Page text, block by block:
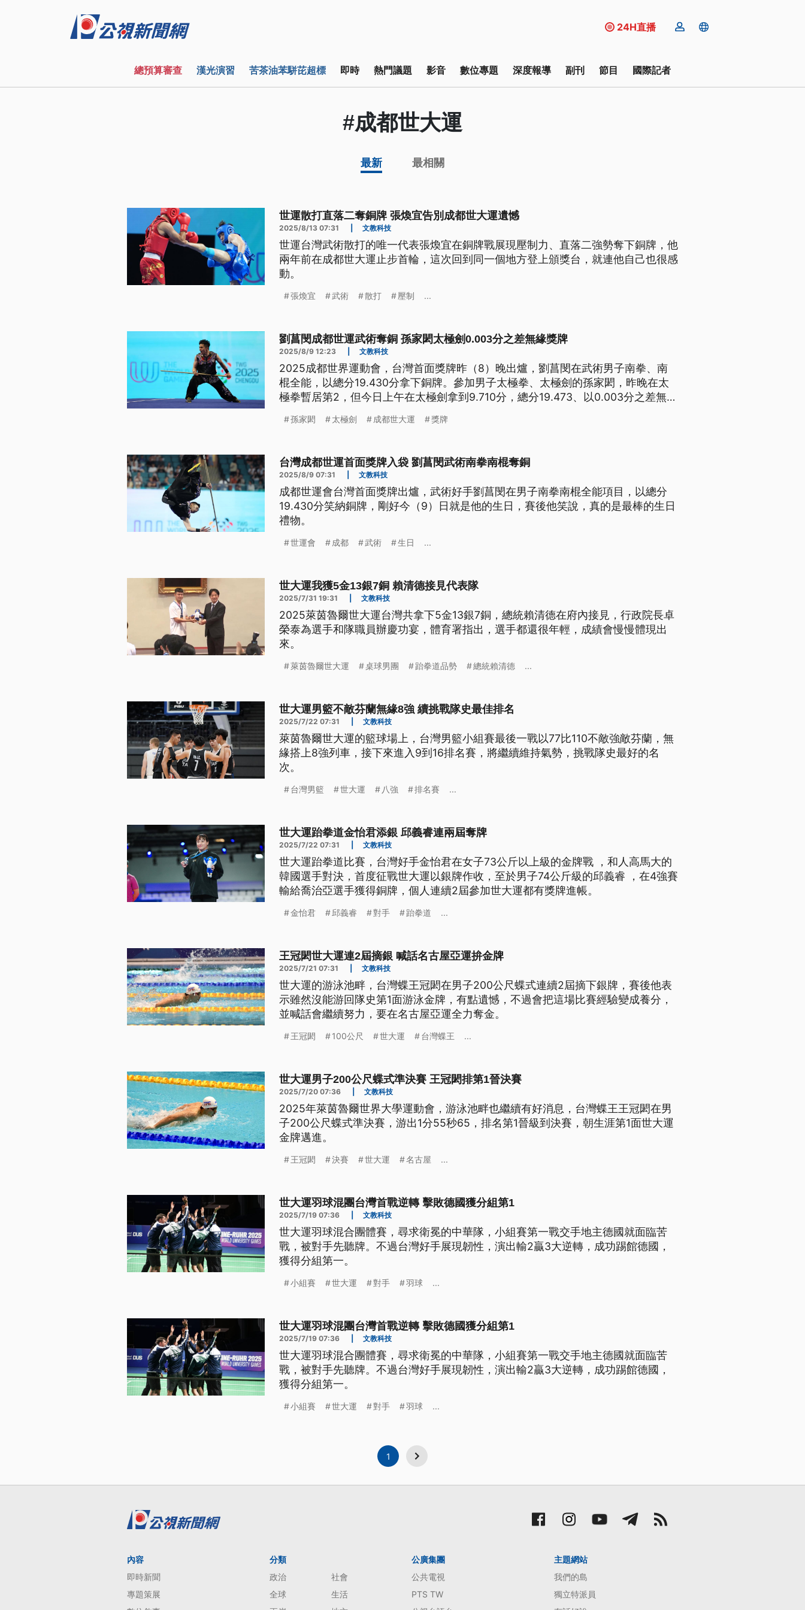
24H直播
總預算審查 漢光演習 苦茶油苯駢芘超標 即時 熱門議題 影音 數位專題 深度報導 副刊 節目 國際記者
#成都世大運
最新 最相關
世運散打直落二奪銅牌 張煥宜告別成都世大運遺憾
2025/8/13 07:31 文教科技
世運台灣武術散打的唯一代表張煥宜在銅牌戰展現壓制力、直落二強勢奪下銅牌，他
兩年前在成都世大運止步首輪，這次回到同一個地方登上頒獎台，就連他自己也很感
動。
張煥宜 武術 散打 壓制 ...
劉菖閔成都世運武術奪銅 孫家閎太極劍0.003分之差無緣獎牌
2025/8/9 12:23 文教科技
2025成都世界運動會，台灣首面獎牌昨（8）晚出爐，劉菖閔在武術男子南拳、南
棍全能，以總分19.430分拿下銅牌。參加男子太極拳、太極劍的孫家閎，昨晚在太
極拳暫居第2，但今日上午在太極劍拿到9.710分，總分19.473、以0.003分之差無緣
孫家閎 太極劍 成都世大運 獎牌
台灣成都世運首面獎牌入袋 劉菖閔武術南拳南棍奪銅
2025/8/9 07:31 文教科技
成都世運會台灣首面獎牌出爐，武術好手劉菖閔在男子南拳南棍全能項目，以總分
19.430分笑納銅牌，剛好今（9）日就是他的生日，賽後他笑說，真的是最棒的生日
禮物。
世運會 成都 武術 生日 ...
世大運我獲5金13銀7銅 賴清德接見代表隊
2025/7/31 19:31 文教科技
2025萊茵魯爾世大運台灣共拿下5金13銀7銅，總統賴清德在府內接見，行政院長卓
榮泰為選手和隊職員辦慶功宴，體育署指出，選手都還很年輕，成績會慢慢體現出
來。
萊茵魯爾世大運 桌球男團 跆拳道品勢 總統賴清德 ...
世大運男籃不敵芬蘭無緣8強 續挑戰隊史最佳排名
2025/7/22 07:31 文教科技
萊茵魯爾世大運的籃球場上，台灣男籃小組賽最後一戰以77比110不敵強敵芬蘭，無
緣搭上8強列車，接下來進入9到16排名賽，將繼續維持氣勢，挑戰隊史最好的名
次。
台灣男籃 世大運 八強 排名賽 ...
世大運跆拳道金怡君添銀 邱義睿連兩屆奪牌
2025/7/22 07:31 文教科技
世大運跆拳道比賽，台灣好手金怡君在女子73公斤以上級的金牌戰 ，和人高馬大的
韓國選手對決，首度征戰世大運以銀牌作收，至於男子74公斤級的邱義睿 ，在4強賽
輸給喬治亞選手獲得銅牌，個人連續2屆參加世大運都有獎牌進帳。
金怡君 邱義睿 對手 跆拳道 ...
王冠閎世大運連2屆摘銀 喊話名古屋亞運拚金牌
2025/7/21 07:31 文教科技
世大運的游泳池畔，台灣蝶王冠閎在男子200公尺蝶式連續2屆摘下銀牌，賽後他表
示雖然沒能游回隊史第1面游泳金牌，有點遺憾，不過會把這場比賽經驗變成養分，
並喊話會繼續努力，要在名古屋亞運全力奪金。
王冠閎 100公尺 世大運 台灣蝶王 ...
世大運男子200公尺蝶式準決賽 王冠閎排第1晉決賽
2025/7/20 07:36 文教科技
2025年萊茵魯爾世界大學運動會，游泳池畔也繼續有好消息，台灣蝶王王冠閎在男
子200公尺蝶式準決賽，游出1分55秒65，排名第1晉級到決賽，朝生涯第1面世大運
金牌邁進。
王冠閎 決賽 世大運 名古屋 ...
世大運羽球混團台灣首戰逆轉 擊敗德國獲分組第1
2025/7/19 07:36 文教科技
世大運羽球混合團體賽，尋求衛冕的中華隊，小組賽第一戰交手地主德國就面臨苦
戰，被對手先聽牌。不過台灣好手展現韌性，演出輸2贏3大逆轉，成功踢館德國，
獲得分組第一。
小組賽 世大運 對手 羽球 ...
世大運羽球混團台灣首戰逆轉 擊敗德國獲分組第1
2025/7/19 07:36 文教科技
世大運羽球混合團體賽，尋求衛冕的中華隊，小組賽第一戰交手地主德國就面臨苦
戰，被對手先聽牌。不過台灣好手展現韌性，演出輸2贏3大逆轉，成功踢館德國，
獲得分組第一。
小組賽 世大運 對手 羽球 ...
1
內容
即時新聞
專題策展
分類
政治
社會
全球
生活
公廣集團
公共電視
PTS TW
主題網站
我們的島
獨立特派員